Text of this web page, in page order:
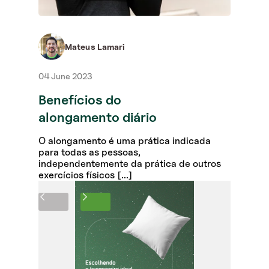
Mateus Lamari
04 June 2023
Benefícios do
alongamento diário
O alongamento é uma prática indicada
para todas as pessoas,
independentemente da prática de outros
exercícios físicos [...]